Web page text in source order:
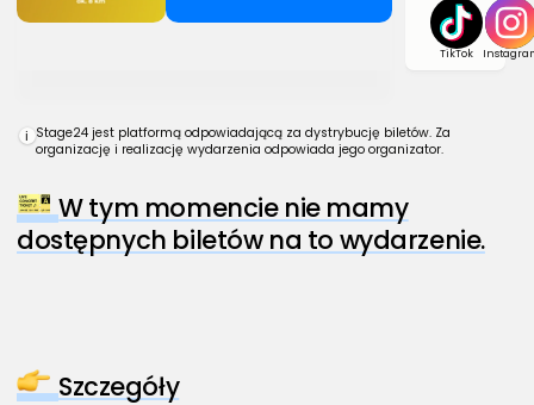
TikTok
i Stage24 jest platformą odpowiadającą za dystrybucję biletów. Za
organizację i realizację wydarzenia odpowiada jego organizator.
W tym momencie nie mamy
dostępnych biletów na to wydarzenie.
Szczegóły